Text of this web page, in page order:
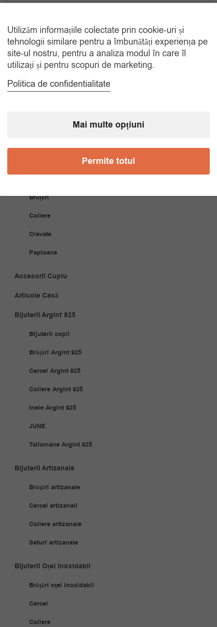
La comenzi de peste 150 lei
RETUR 30 ZILE
Gratuit, indiferent de motiv
CATEGORII
Brățări
Coliere
Cravate
Papioane
Accesorii Cuplu
Articole Casă
Bijuterii Argint 925
Bijuterii copii
Brățări Argint 925
Cercei Argint 925
Coliere Argint 925
Inele Argint 925
JUNE
Talismane Argint 925
Bijuterii Artizanale
Brățări artizanale
Cercei artizanali
Coliere artizanale
Seturi artizanale
Bijuterii Oțel Inoxidabil
Brățări oțel inoxidabil
Cercei
Coliere
Utilizăm informațiile colectate prin cookie-uri și
tehnologii similare pentru a îmbunătăți experiența pe
site-ul nostru, pentru a analiza modul în care îl
utilizați și pentru scopuri de marketing.
Politica de confidentialitate
Mai multe opțiuni
Permite totul